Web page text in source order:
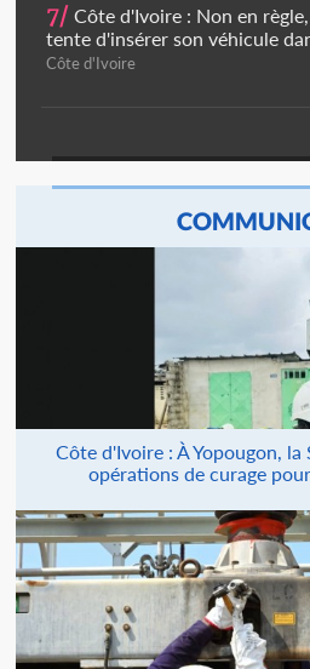
7/ Côte d'Ivoire : Non en
tente d'insérer son véhicule
Côte d'Ivoire
Côte d'Ivoire : À Yopougon,
opérations de curage